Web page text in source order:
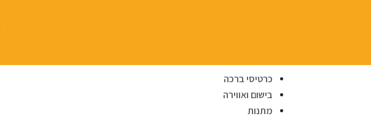
כרטיסי ברכה
בישום ואווירה
מתנות